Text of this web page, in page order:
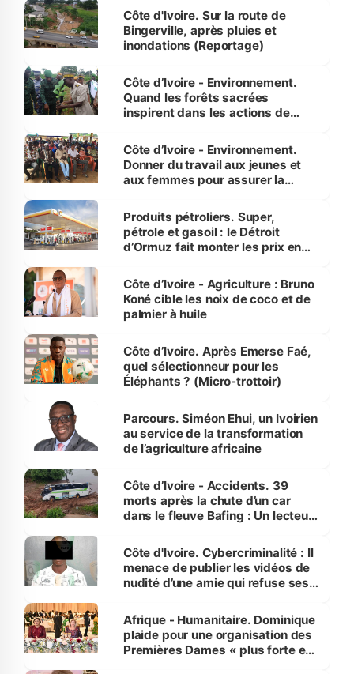
(Alassane Ouattara
Côte d'Ivoire. Sur la route de
Bingerville, après pluies et
inondations (Reportage)
Côte d’Ivoire - Environnement.
Quand les forêts sacrées
inspirent dans les actions de
Côte d’Ivoire - Environnement.
Donner du travail aux jeunes et
aux femmes pour assurer la
menacées
Produits pétroliers. Super,
pétrole et gasoil : le Détroit
d’Ormuz fait monter les prix en
Côte d’Ivoire - Agriculture : Bruno
Koné cible les noix de coco et de
palmier à huile
Côte d’Ivoire. Après Emerse Faé,
quel sélectionneur pour les
Éléphants ? (Micro-trottoir)
Parcours. Siméon Ehui, un Ivoirien
au service de la transformation
de l’agriculture africaine
Côte d’Ivoire - Accidents. 39
morts après la chute d’un car
dans le fleuve Bafing : Un lecteur
des Transports
Côte d'Ivoire. Cybercriminalité : Il
menace de publier les vidéos de
nudité d’une amie qui refuse ses
Afrique - Humanitaire. Dominique
plaide pour une organisation des
Premières Dames « plus forte et